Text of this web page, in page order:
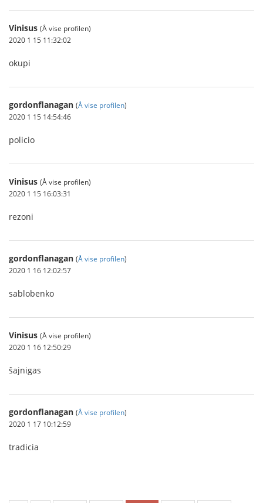
Vinisus (Å vise profilen)
2020 1 15 11:32:02
okupi
gordonflanagan (Å vise profilen)
2020 1 15 14:54:46
policio
Vinisus (Å vise profilen)
2020 1 15 16:03:31
rezoni
gordonflanagan (Å vise profilen)
2020 1 16 12:02:57
sablobenko
Vinisus (Å vise profilen)
2020 1 16 12:50:29
ŝajnigas
gordonflanagan (Å vise profilen)
2020 1 17 10:12:59
tradicia